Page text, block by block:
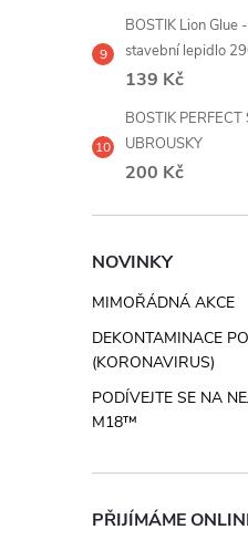
BOSTIK Lion Glue
stavební lepidlo
139 Kč
BOSTIK
UBROUSKY
200 Kč
NOVINKY
MIMOŘÁDNÁ AKCE
DEKONTAMINACE
(KORONAVIRUS)
PODÍVEJTE SE NA
M18™
PŘIJÍMÁME